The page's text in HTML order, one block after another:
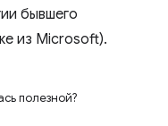
бывшего
из Microsoft).
полезной?